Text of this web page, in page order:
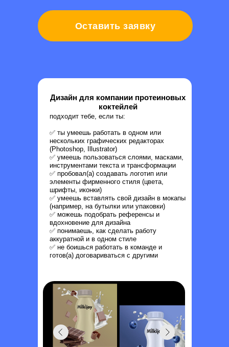
Оставить заявку
проектом будут
работать
подростки?
подходит тебе, если ты:
✅ ты умеешь работать в одном или
нескольких графических редакторах
(Photoshop, Illustrator)
✅ умеешь пользоваться слоями, масками,
инструментами текста и трансформации
✅ пробовал(а) создавать логотип или
элементы фирменного стиля (цвета,
шрифты, иконки)
✅ умеешь вставлять свой дизайн в мокапы
(например, на бутылки или упаковки)
✅ можешь подобрать референсы и
вдохновение для дизайна
✅ понимаешь, как сделать работу
аккуратной и в одном стиле
✅ не боишься работать в команде и
готов(а) договариваться с другими
Дизайн для компании протеиновых
коктейлей